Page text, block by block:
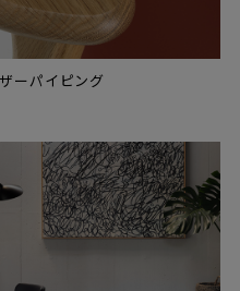
ーパイピング